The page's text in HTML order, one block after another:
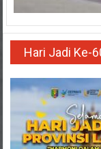
Hari Jadi Ke-